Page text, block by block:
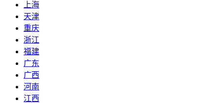
上海
天津
重庆
浙江
福建
广东
广西
河南
江西